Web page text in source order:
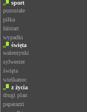
sport
pozostałe
piłka
falstart
wypadki
święta
walentynki
sylwester
święta
wielkanoc
z życia
drugi plan
paparazzi